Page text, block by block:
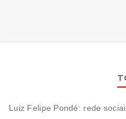
Luiz Felipe Pondé: rede